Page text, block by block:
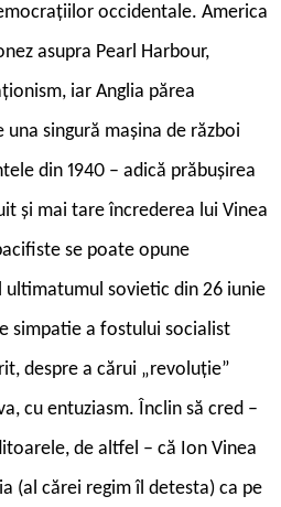
occidentale. America
asupra Pearl Harbour,
iar Anglia părea
una singură mașina de război
din 1940 – adică prăbușirea
și mai tare încrederea lui Vinea
se poate opune
ultimatumul sovietic din 26 iunie
simpatie a fostului socialist
despre a cărui „revoluție”
cu entuziasm. Înclin să cred –
de altfel – că Ion Vinea
(al cărei regim îl detesta) ca pe